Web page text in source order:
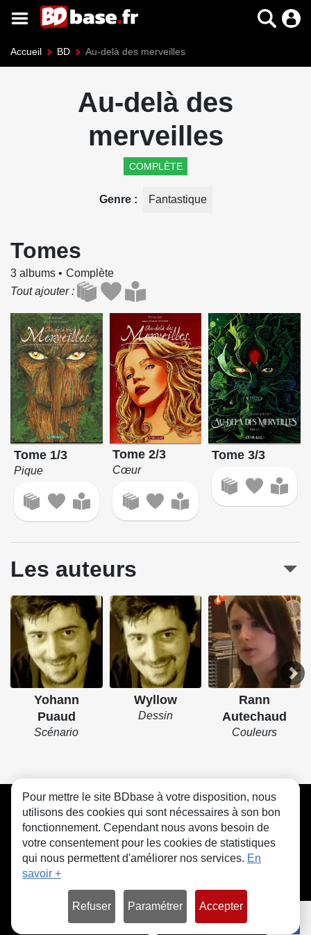
Accueil BD Au-delà des merveilles
Au-delà des
merveilles
COMPLÈTE
Genre Fantastique
Tomes
3 albums
Complète
Tout ajouter
Tome 1/3
Pique
Tome 2/3
Cœur
Tome 3/3
Les auteurs
Yohann
Puaud
Scénario
Wyllow
Dessin
Rann
Autechaud
Couleurs
CGU FAQ Contact Cookies
Pour mettre le site BDbase à votre disposition, nous
utilisons des cookies qui sont nécessaires à son bon
fonctionnement. Cependant nous avons besoin de
votre consentement pour les cookies de statistiques
qui nous permettent d'améliorer nos services. En
savoir +
Refuser Paramétrer Accepter